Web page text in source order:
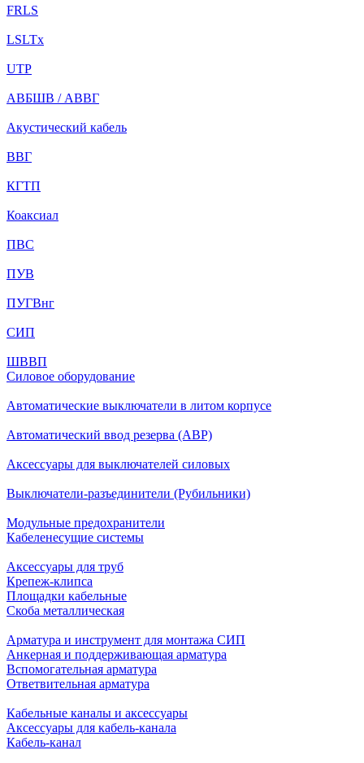
FRLS
LSLTx
UTP
АВБШВ / АВВГ
Акустический кабель
ВВГ
КГТП
Коаксиал
ПВС
ПУВ
ПУГВнг
СИП
ШВВП
Силовое оборудование
Автоматические выключатели в литом корпусе
Автоматический ввод резерва (АВР)
Аксессуары для выключателей силовых
Выключатели-разъединители (Рубильники)
Модульные предохранители
Кабеленесущие системы
Аксессуары для труб
Крепеж-клипса
Площадки кабельные
Скоба металлическая
Арматура и инструмент для монтажа СИП
Анкерная и поддерживающая арматура
Вспомогательная арматура
Ответвительная арматура
Кабельные каналы и аксессуары
Аксессуары для кабель-канала
Кабель-канал